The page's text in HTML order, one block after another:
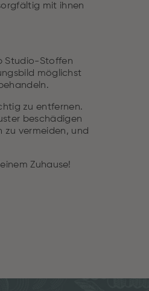
mit ihnen
Studio-Stoffen
möglichst
zu entfernen.
beschädigen
zu vermeiden, und
Zuhause!